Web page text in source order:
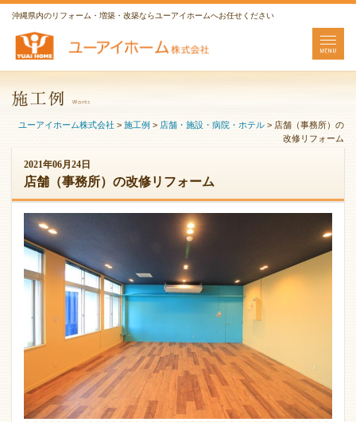
沖縄県内のリフォーム・増築・改築ならユーアイホームへお任せください
ユーアイホーム株式会社 > 施工例 > 店舗・施設・病院・ホテル > 店舗（事務所）の
改修リフォーム
2021年06月24日
店舗（事務所）の改修リフォーム